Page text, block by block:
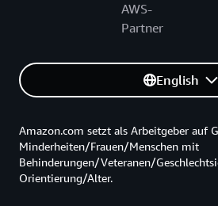
AWS-
Partner
English
Amazon.com setzt als Arbeitgeber auf
Minderheiten/Frauen/Menschen mit
Behinderungen/Veteranen/
Orientierung/Alter.